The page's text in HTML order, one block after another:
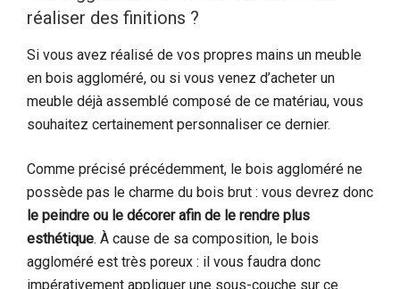
réaliser des finitions ?
Si vous avez réalisé de vos propres mains un meuble
en bois aggloméré, ou si vous venez d’acheter un
meuble déjà assemblé composé de ce matériau, vous
souhaitez certainement personnaliser ce dernier.
Comme précisé précédemment, le bois aggloméré ne
possède pas le charme du bois brut : vous devrez donc
le peindre ou le décorer afin de le rendre plus
esthétique. À cause de sa composition, le bois
aggloméré est très poreux : il vous faudra donc
impérativement appliquer une sous-couche sur ce